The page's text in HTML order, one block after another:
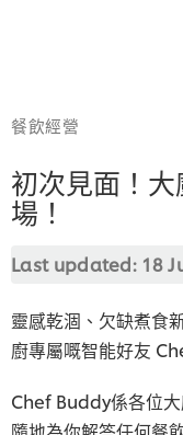
餐飲經營
初次見面！
場！
Last updated: 18
靈感乾涸、欠缺煮食
廚專屬嘅智能好友
Chef Buddy係各位
隨地為你解答任何餐